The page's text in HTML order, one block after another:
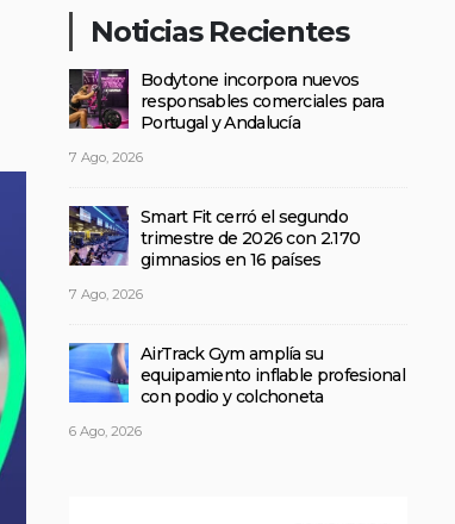
Noticias Recientes
Bodytone incorpora nuevos
responsables comerciales para
Portugal y Andalucía
7 Ago, 2026
Smart Fit cerró el segundo
trimestre de 2026 con 2.170
gimnasios en 16 países
7 Ago, 2026
AirTrack Gym amplía su
equipamiento inflable profesional
con podio y colchoneta
6 Ago, 2026